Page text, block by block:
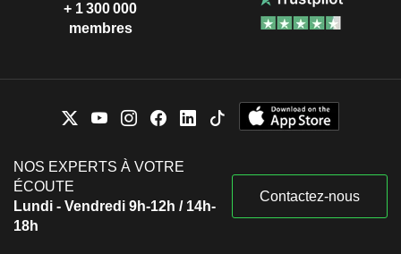
+ 1 300 000
membres
NOS EXPERTS À VOTRE
ÉCOUTE
Lundi - Vendredi 9h-12h / 14h-
18h
Contactez-nous